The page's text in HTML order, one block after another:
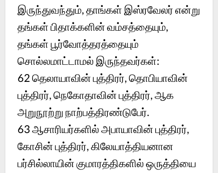
இருந்துவந்தும், தாங்கள் இஸ்ரவேலர் என்று
தங்கள் பிதாக்களின் வம்சத்தையும்,
தங்கள் பூர்வோத்தரத்தையும்
சொல்லமாட்டாமல் இருந்தவர்கள்:
62 தெலாயாவின் புத்திரர், தொபியாவின்
புத்திரர், நெகோதாவின் புத்திரர், ஆக
அறுநூற்று நாற்பத்திரண்டுபேர்.
63 ஆசாரியர்களில் அபாயாவின் புத்திரர்,
கோசின் புத்திரர், கிலேயாத்தியனான
பர்சில்லாயின் குமாரத்திகளில் ஒருத்தியை